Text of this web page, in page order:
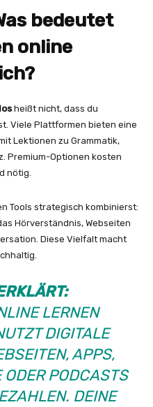
bedeutet
online
heißt nicht, dass du
Viele Plattformen bieten eine
Lektionen zu Grammatik,
Premium-Optionen kosten
nötig.
Tools strategisch kombinierst:
Hörverständnis, Webseiten
Diese Vielfalt macht
LERNEN
DIGITALE
APPS,
PODCASTS
DEINE